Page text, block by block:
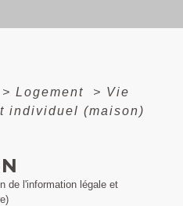
> Logement > Vie
individuel (maison)
de l'information légale et